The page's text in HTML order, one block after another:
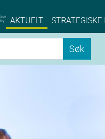
Eyde-Cluster |
AKTUELT
Søk